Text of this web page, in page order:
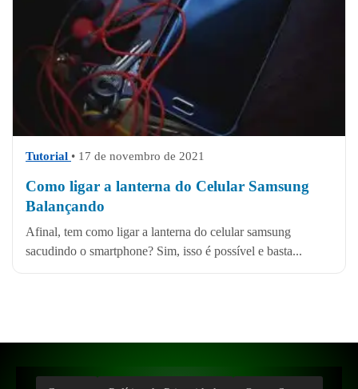
Tutorial • 17 de novembro de 2021
Como ligar a lanterna do Celular Samsung
Balançando
Afinal, tem como ligar a lanterna do celular samsung
sacudindo o smartphone? Sim, isso é possível e basta...